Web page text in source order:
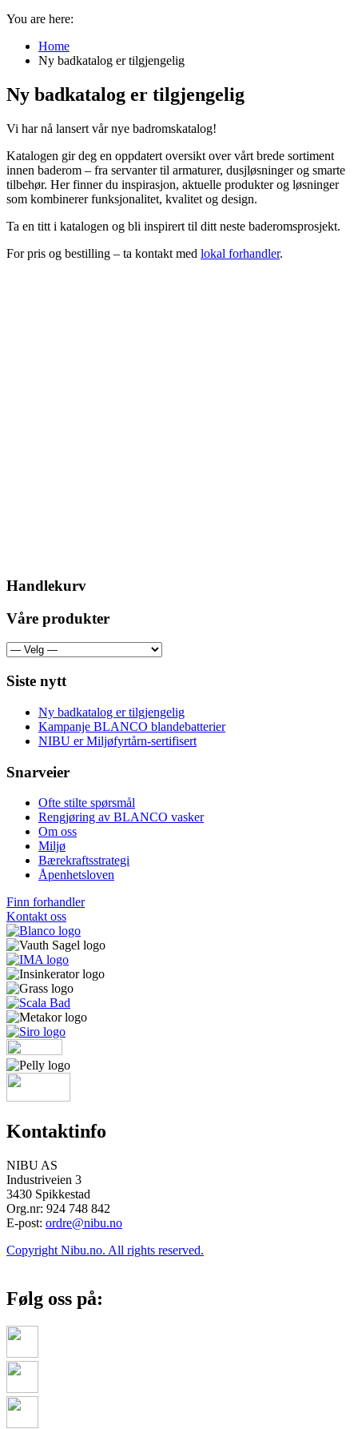
You are here:
Home
Ny badkatalog er tilgjengelig
Ny badkatalog er tilgjengelig
Vi har nå lansert vår nye badromskatalog!
Katalogen gir deg en oppdatert oversikt over vårt brede sortiment
innen baderom – fra servanter til armaturer, dusjløsninger og smarte
tilbehør. Her finner du inspirasjon, aktuelle produkter og løsninger
som kombinerer funksjonalitet, kvalitet og design.
Ta en titt i katalogen og bli inspirert til ditt neste baderomsprosjekt.
For pris og bestilling – ta kontakt med lokal forhandler.
Handlekurv
Våre produkter
Siste nytt
Ny badkatalog er tilgjengelig
Kampanje BLANCO blandebatterier
NIBU er Miljøfyrtårn-sertifisert
Snarveier
Ofte stilte spørsmål
Rengjøring av BLANCO vasker
Om oss
Miljø
Bærekraftsstrategi
Åpenhetsloven
Finn forhandler
Kontakt oss
Kontaktinfo
NIBU AS
Industriveien 3
3430 Spikkestad
Org.nr: 924 748 842
E-post: ordre@nibu.no
Copyright Nibu.no. All rights reserved.
Følg oss på: